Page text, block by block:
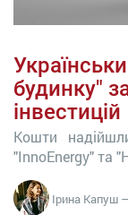
будинку"
інвестицій
Кошти
"InnoEnergy" та
Ірина Капуш